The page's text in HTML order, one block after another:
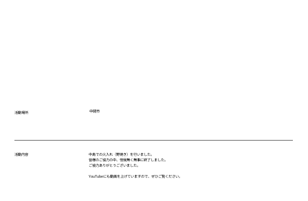
活動場所 中間市
活動内容
中島での火入れ（野焼き）を行いました。
皆様のご協力の中、怪我無く無事に終了しました。
ご協力ありがとうございました。
YouTubeにも動画を上げていますので、ぜひご覧ください。